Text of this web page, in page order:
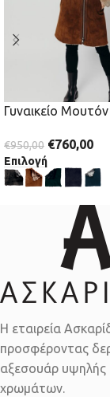
Γυναικείο Μουτόν
€950,00 €760,00
Επιλογή
Η εταιρεία
προσφέροντας
αξεσουάρ υψηλής
χρωμάτων.